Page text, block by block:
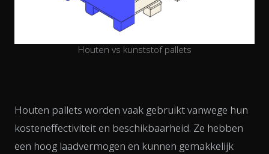
Houten vs kunststof pallets
Houten pallets worden vaak gebruikt vanwege hun
kosteneffectiviteit en beschikbaarheid. Ze hebben
een hoog laadvermogen en kunnen gemakkelijk